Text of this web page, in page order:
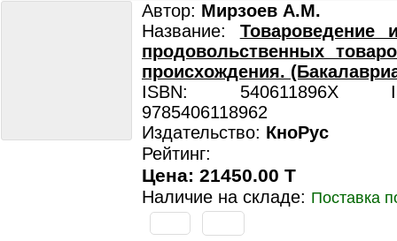
Автор: Мирзоев А.М.
Название: Товароведение
продовольственных
происхождения.
ISBN: 540611896X
9785406118962
Издательство: КноРус
Рейтинг:
Цена: 21450.00 T
Наличие на складе: Поставка